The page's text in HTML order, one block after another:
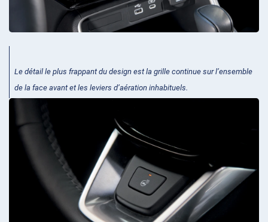
Le détail le plus frappant du design est la grille continue sur l’ensemble
de la face avant et les leviers d’aération inhabituels.